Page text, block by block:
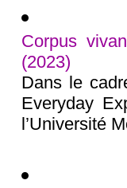
Corpus
(2023)
Dans le
Everyday
l’Université